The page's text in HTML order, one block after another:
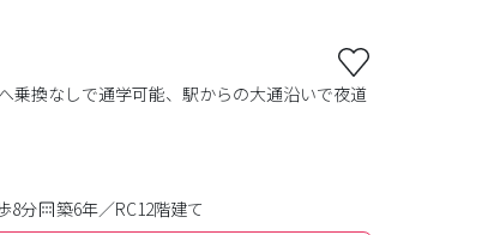
乗換なしで通学可能、駅からの大通沿いで夜道
8分 築6年／RC12階建て